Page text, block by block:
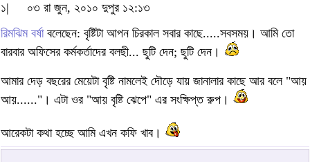
১|
০৩ রা জুন, ২০১০ দুপুর ১২:১৩
রিমঝিম বর্ষাবলেছেন: বৃষ্টিটা আপন চিরকাল সবার কাছে.....সবসময়। আমি তো
বারবার অফিসের কর্মকর্তাদের বলছী... ছুটি দেন; ছুটি দেন।
আমার দেড় বছরের মেয়েটা বৃষ্টি নামলেই দৌড়ে যায় জানালার কাছে আর বলে "আয়
আয়......"। এটা ওর "আয় বৃষ্টি ঝেপে" এর সংক্ষিপ্ত রুপ।
আরেকটা কথা হচ্ছে আমি এখন কফি খাব।